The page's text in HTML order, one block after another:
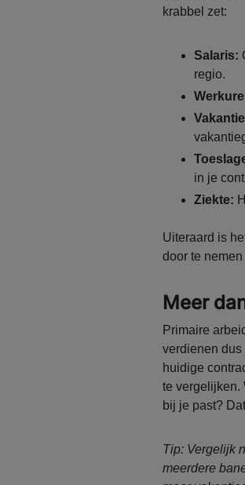
krabbel zet:
Salaris:
regio.
in je
Ziekte:
Uiteraard is
door te
Meer
Primaire
verdienen dus
huidige
te vergelijken.
bij je past?
Tip: Vergelijk
meerdere